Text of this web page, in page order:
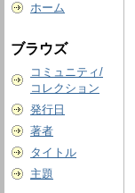
ホーム
ブラウズ
コミュニティ/
コレクション
発行日
著者
タイトル
主題